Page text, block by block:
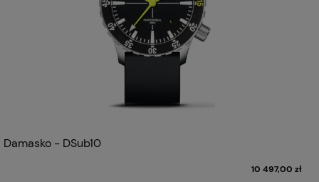
Damasko - DSub10
10 497,00 zł